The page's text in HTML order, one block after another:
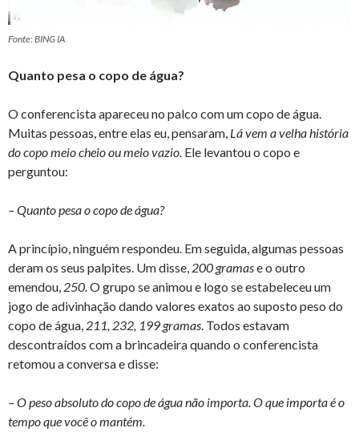
Fonte: BING IA
Quanto pesa o copo de água?
O conferencista apareceu no palco com um copo de água.
Muitas pessoas, entre elas eu, pensaram, Lá vem a velha história
do copo meio cheio ou meio vazio. Ele levantou o copo e
perguntou:
– Quanto pesa o copo de água?
A princípio, ninguém respondeu. Em seguida, algumas pessoas
deram os seus palpites. Um disse, 200 gramase o outro
emendou, 250.O grupo se animou e logo se estabeleceu um
jogo de adivinhação dando valores exatos ao suposto peso do
copo de água, 211, 232, 199 gramas. Todos estavam
descontraídos com a brincadeira quando o conferencista
retomou a conversa e disse:
– O peso absoluto do copo de água não importa. O que importa é o
tempo que você o mantém.